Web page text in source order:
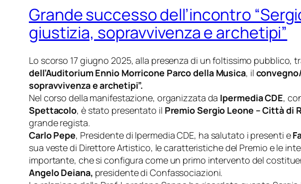
Grande successo dell’incontro
giustizia, sopravvivenza e archetipi”
Lo scorso 17 giugno 2025, alla presenza di un foltissimo pubblico,
dell’Auditorium Ennio Morricone Parco della Musica, il
sopravvivenza e archetipi”.
Nel corso della manifestazione, organizzata da Ipermedia CDE,
Spettacolo, è stato presentato il Premio Sergio Leone – Città di
grande regista.
Carlo Pepe, Presidente di Ipermedia CDE, ha salutato i presenti e
sua veste di Direttore Artistico, le caratteristiche del Premio e le
importante, che si configura come un primo intervento del
Angelo Deiana, presidente di Confassociazioni.